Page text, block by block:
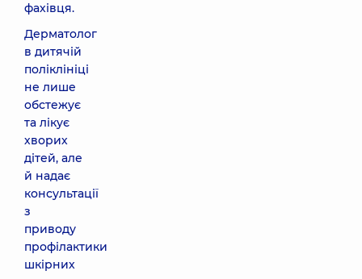
фахівця.
Дерматолог
в дитячій
поліклініці
не лише
обстежує
та лікує
хворих
дітей, але
й надає
консультації
з
приводу
профілактики
шкірних